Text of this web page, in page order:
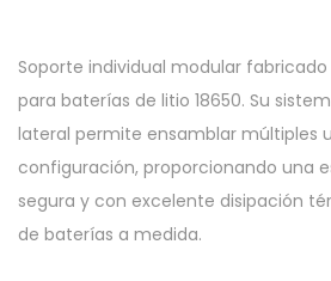
Soporte individual modular fabricado
para baterías de litio 18650. Su
lateral permite ensamblar múltiples
configuración, proporcionando una
segura y con excelente disipación
de baterías a medida.